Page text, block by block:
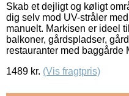
Skab et dejligt og køligt
dig selv mod UV-stråler
manuelt. Markisen er ideel
balkoner, gårdspladser,
restauranter med baggårde
1489 kr. (Vis fragtpris)